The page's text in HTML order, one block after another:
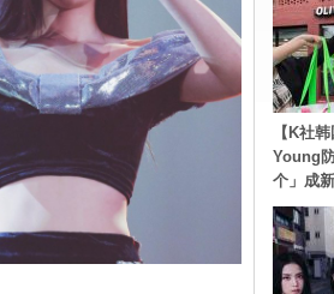
【K社
Young
个」成